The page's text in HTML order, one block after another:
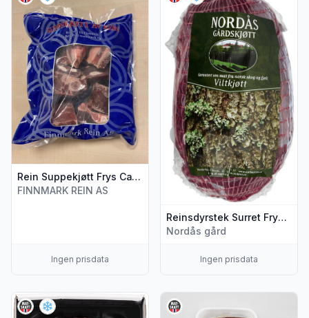
Rein Suppekjøtt Frys Ca1kg Varanger
FINNMARK REIN AS
Ingen prisdata
Reinsdyrstek Surret Frys Nordås Gårdskjøtt
Nordås gård
Ingen prisdata
Vis flere detaljer for produktet "Rein Mørbrad Ca260g
Vis flere detaljer for